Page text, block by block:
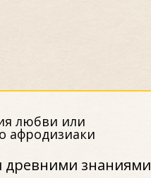
древними знаниями